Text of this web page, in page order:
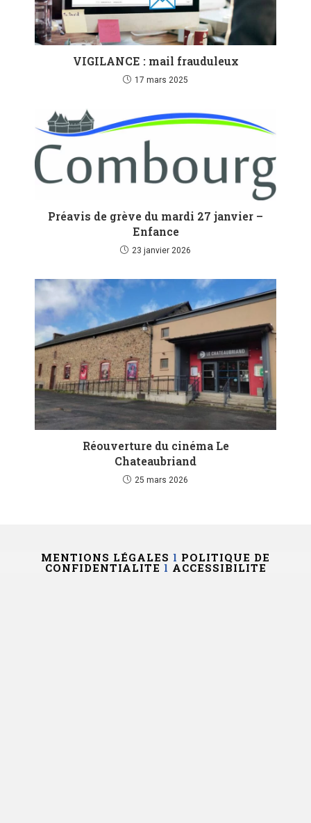
VIGILANCE : mail frauduleux
17 mars 2025
Préavis de grève du mardi 27 janvier –
Enfance
23 janvier 2026
Réouverture du cinéma Le
Chateaubriand
25 mars 2026
MENTIONS LÉGALES l POLITIQUE DE
CONFIDENTIALITE l ACCESSIBILITE